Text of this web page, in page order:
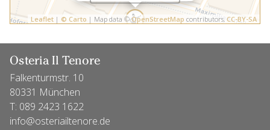
Leaflet | © Carto | Map data ©OpenStreetMap contributors, CC-BY-SA
Osteria Il Tenore
Falkenturmstr. 10
80331 München
T: 089 2423 1622
info@osteriailtenore.de